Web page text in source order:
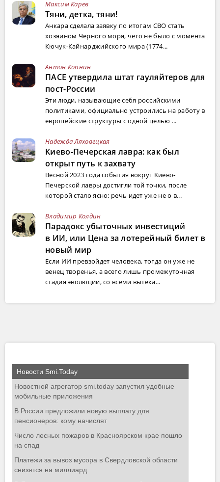
Максим Карев
Тяни, детка, тяни!
Анкара сделала заявку по итогам СВО стать
хозяином Черного моря, чего не было с момента
Кючук-Кайнарджийского мира (1774...
Антон Копнин
ПАСЕ утвердила штат гауляйтеров для
пост-России
Эти люди, называющие себя российскими
политиками, официально устроились на работу в
европейские структуры с одной целью ...
Надежда Ляховецкая
Киево-Печерская лавра: как был
открыт путь к захвату
Весной 2023 года события вокруг Киево-
Печерской лавры достигли той точки, после
которой стало ясно: речь идет уже не о в...
Владимир Колдин
Парадокс убыточных инвестиций
в ИИ, или Цена за лотерейный билет в
новый мир
Если ИИ превзойдет человека, тогда он уже не
венец творенья, а всего лишь промежуточная
стадия эволюции, со всеми вытека...